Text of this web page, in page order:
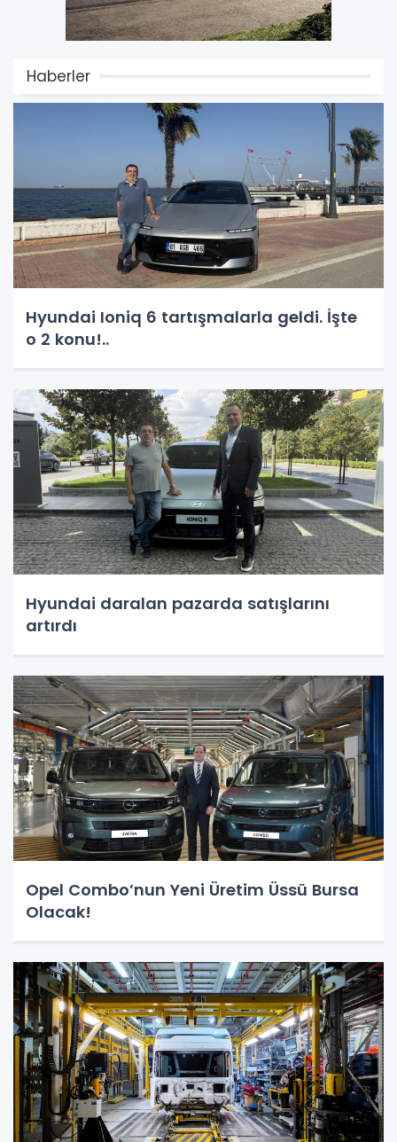
Haberler
Hyundai Ioniq 6 tartışmalarla geldi. İşte
o 2 konu!..
Hyundai daralan pazarda satışlarını
artırdı
Opel Combo’nun Yeni Üretim Üssü Bursa
Olacak!